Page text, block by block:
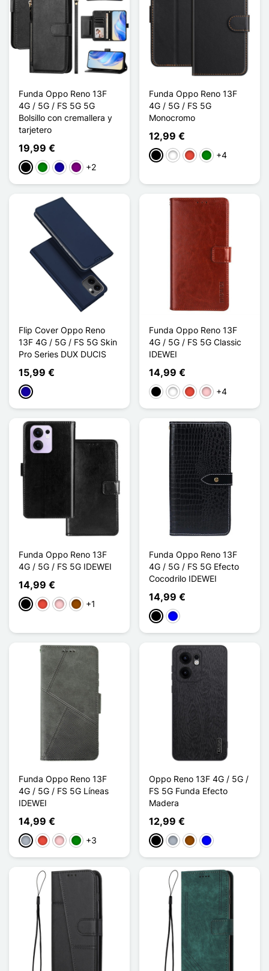
Funda Oppo Reno 13F
4G / 5G / FS 5G 5G
Bolsillo con cremallera y
tarjetero
19,99 €
NegroVerdeAzul oscuro
Púrpura
+2
Funda Oppo Reno 13F
4G / 5G / FS 5G
Monocromo
12,99 €
NegroBlancoRojoVerde
+4
Flip Cover Oppo Reno
13F 4G / 5G / FS 5G Skin
Pro Series DUX DUCIS
15,99 €
Azul oscuro
Funda Oppo Reno 13F
4G / 5G / FS 5G Classic
IDEWEI
14,99 €
NegroBlancoRojoRosa+4
Funda Oppo Reno 13F
4G / 5G / FS 5G IDEWEI
14,99 €
NegroRojoRosaMarrón
+1
Funda Oppo Reno 13F
4G / 5G / FS 5G Efecto
Cocodrilo IDEWEI
14,99 €
NegroAzul
Funda Oppo Reno 13F
4G / 5G / FS 5G Líneas
IDEWEI
14,99 €
Gris RojoRosaVerde
+3
Oppo Reno 13F 4G / 5G /
FS 5G Funda Efecto
Madera
12,99 €
NegroGris Marrón
Azul